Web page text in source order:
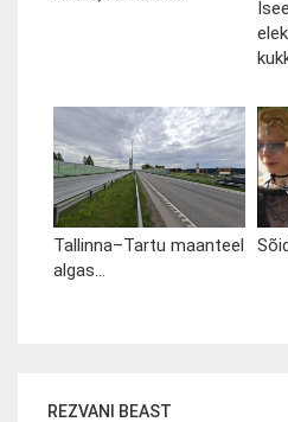
Tallinna–Tartu maanteel
algas...
REZVANI BEAST